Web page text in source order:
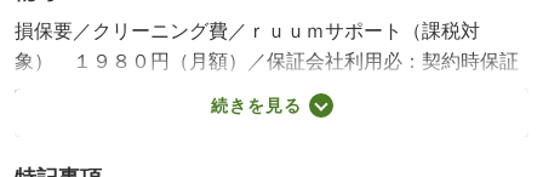
損保要／クリーニング費／ｒｕｕｍサポート（課税対
象） １９８０円（月額）／保証会社利用必：契約時保証
委託料：２．２万／月額保証委託料：賃料総額の２．２％
又は５．５％ ※ペット可は２．５万／２．５％／ペット
続きを見る